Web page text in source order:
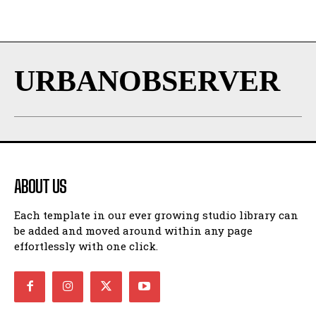
URBANOBSERVER
ABOUT US
Each template in our ever growing studio library can
be added and moved around within any page
effortlessly with one click.